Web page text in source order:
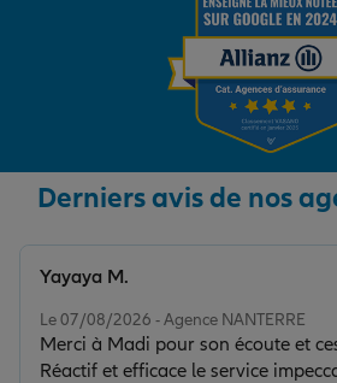
Derniers avis de nos
Le 07/08/2026 - Agence NANTERRE
Merci à Madi pour son écoute et
Réactif et efficace le service
Yayaya M.